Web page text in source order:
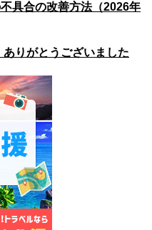
具合の改善方法（2026年
りがとうございました